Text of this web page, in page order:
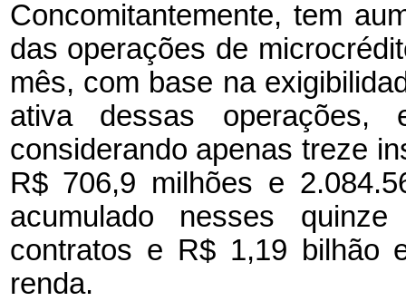
Concomitantemente, tem
das operações de
mês, com base na
ativa dessas
considerando apenas treze
R$ 706,9 milhões e
acumulado nesses
contratos e R$ 1,19 bilhão
renda.